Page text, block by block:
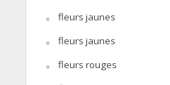
fleurs jaunes
fleurs jaunes
fleurs rouges